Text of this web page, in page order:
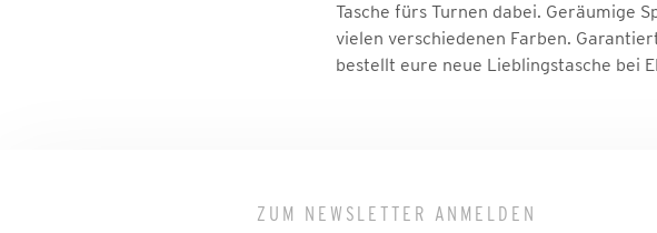
Tasche fürs Turnen dabei. Geräumige
vielen verschiedenen Farben.
bestellt eure neue Lieblingstasche bei
ZUM NEWSLETTER ANMELDEN